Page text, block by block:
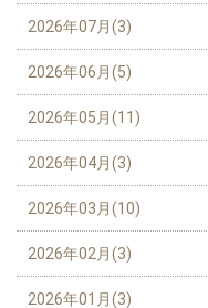
2026年07月(3)
2026年06月(5)
2026年05月(11)
2026年04月(3)
2026年03月(10)
2026年02月(3)
2026年01月(3)